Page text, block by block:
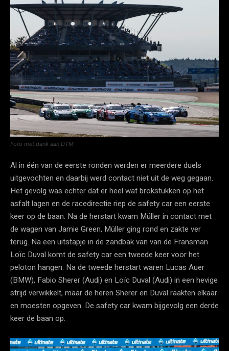
Foto met dank aan DTM
Al in één van de eerste ronden werden er meerdere duels
uitgevochten en daarbij werd contact niet uit de weg gegaan.
Het gevolg was echter dat er heel wat brokstukken op het
asfalt lagen en de racedirectie riep de safety car een eerste
keer op de baan. Na de herstart kwam Müller in contact met
de wagen van Jamie Green, Müller ging rond en zakte ver
terug. Na een uitstapje in de zandbak van van de Fransman
Loïc Duval komt de safety car een tweede keer voor het
peloton hangen. Na de tweede herstart waren Lucas Auer
(BMW), Fabio Sherer (Audi) en Loïc Duval (Audi) in een hevige
strijd verwikkelt, maar de heren Sherer en Duval raakten elkaar
en moesten opgeven. De safety car kwam bijgevolg een derde
keer de baan op.